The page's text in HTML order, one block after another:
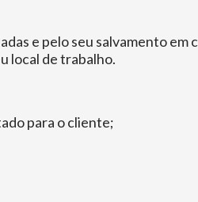
e pelo seu salvamento em
local de trabalho.
para o cliente;